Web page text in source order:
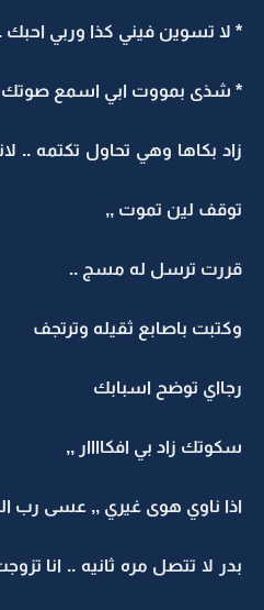
* لا تسوين فيني كذا وربي احبك
* شذى بمووت ابي اسمع صوتك
زاد بكاها وهي تحاول تكتمه ..
توقف لين تموت ,,
قررت ترسل له مسج ..
وكتبت باصابع ثقيله وترتجف
رجااي توضح اسبابك
سكوتك زاد بي افكاااار ,,
اذا ناوي هوى غيري ,, عسى رب
بدر لا تتصل مره ثانيه .. انا